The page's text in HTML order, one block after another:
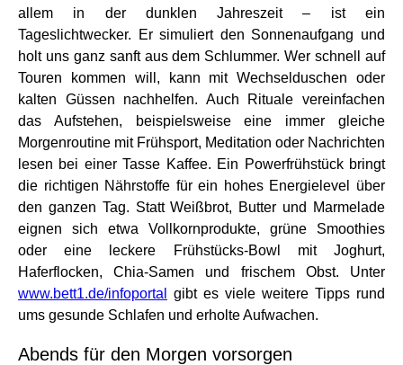
allem in der dunklen Jahreszeit – ist ein
Tageslichtwecker. Er simuliert den Sonnenaufgang und
holt uns ganz sanft aus dem Schlummer. Wer schnell auf
Touren kommen will, kann mit Wechselduschen oder
kalten Güssen nachhelfen. Auch Rituale vereinfachen
das Aufstehen, beispielsweise eine immer gleiche
Morgenroutine mit Frühsport, Meditation oder Nachrichten
lesen bei einer Tasse Kaffee. Ein Powerfrühstück bringt
die richtigen Nährstoffe für ein hohes Energielevel über
den ganzen Tag. Statt Weißbrot, Butter und Marmelade
eignen sich etwa Vollkornprodukte, grüne Smoothies
oder eine leckere Frühstücks-Bowl mit Joghurt,
Haferflocken, Chia-Samen und frischem Obst. Unter
www.bett1.de/infoportal
gibt es viele weitere Tipps rund
ums gesunde Schlafen und erholte Aufwachen.
Abends für den Morgen vorsorgen